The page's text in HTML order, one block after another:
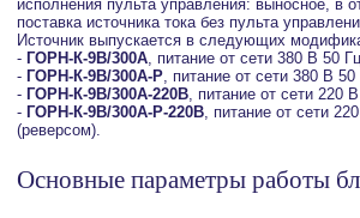
исполнения пульта управления: выносное, в
поставка источника тока без пульта
Источник выпускается в следующих
- ГОРН-К-9В/300А, питание от сети 380 В 50
- ГОРН-К-9В/300А-Р, питание от сети 380 В
- ГОРН-К-9В/300А-220В, питание от сети 220
- ГОРН-К-9В/300А-Р-220В, питание от сети
(реверсом).
Основные параметры работы